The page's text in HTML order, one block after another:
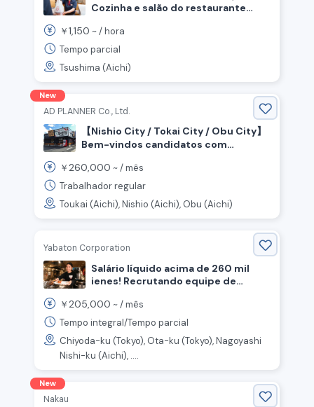
Cozinha e salão do restaurante
Província de Aichi》
￥1,150 ~ /hora
Tempo parcial
Tsushima (Aichi)
New
AD PLANNER Co., Ltd.
【Nishio City / Tokai City / Obu City】
Bem-vindos candidatos com
Recrutamento para gerente de
restaurante e equipe de loja.
￥260,000 ~ /mês
Trabalhador regular
Toukai (Aichi), Nishio (Aichi), Obu (Aichi)
Yabaton Corporation
Salário líquido acima de 260 mil
ienes! Recrutando equipe de
restaurante de tonkatsu de missô.
￥205,000 ~ /mês
Tempo integral/Tempo parcial
Chiyoda-ku (Tokyo), Ota-ku (Tokyo), Nagoyashi
Nishi-ku (Aichi), ....
New
Nakau